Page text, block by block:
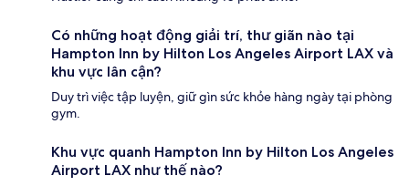
Có những hoạt động giải trí, thư giãn nào tại
Hampton Inn by Hilton Los Angeles Airport LAX và
khu vực lân cận?
Duy trì việc tập luyện, giữ gìn sức khỏe hàng ngày tại phòng
gym.
Khu vực quanh Hampton Inn by Hilton Los Angeles
Airport LAX như thế nào?